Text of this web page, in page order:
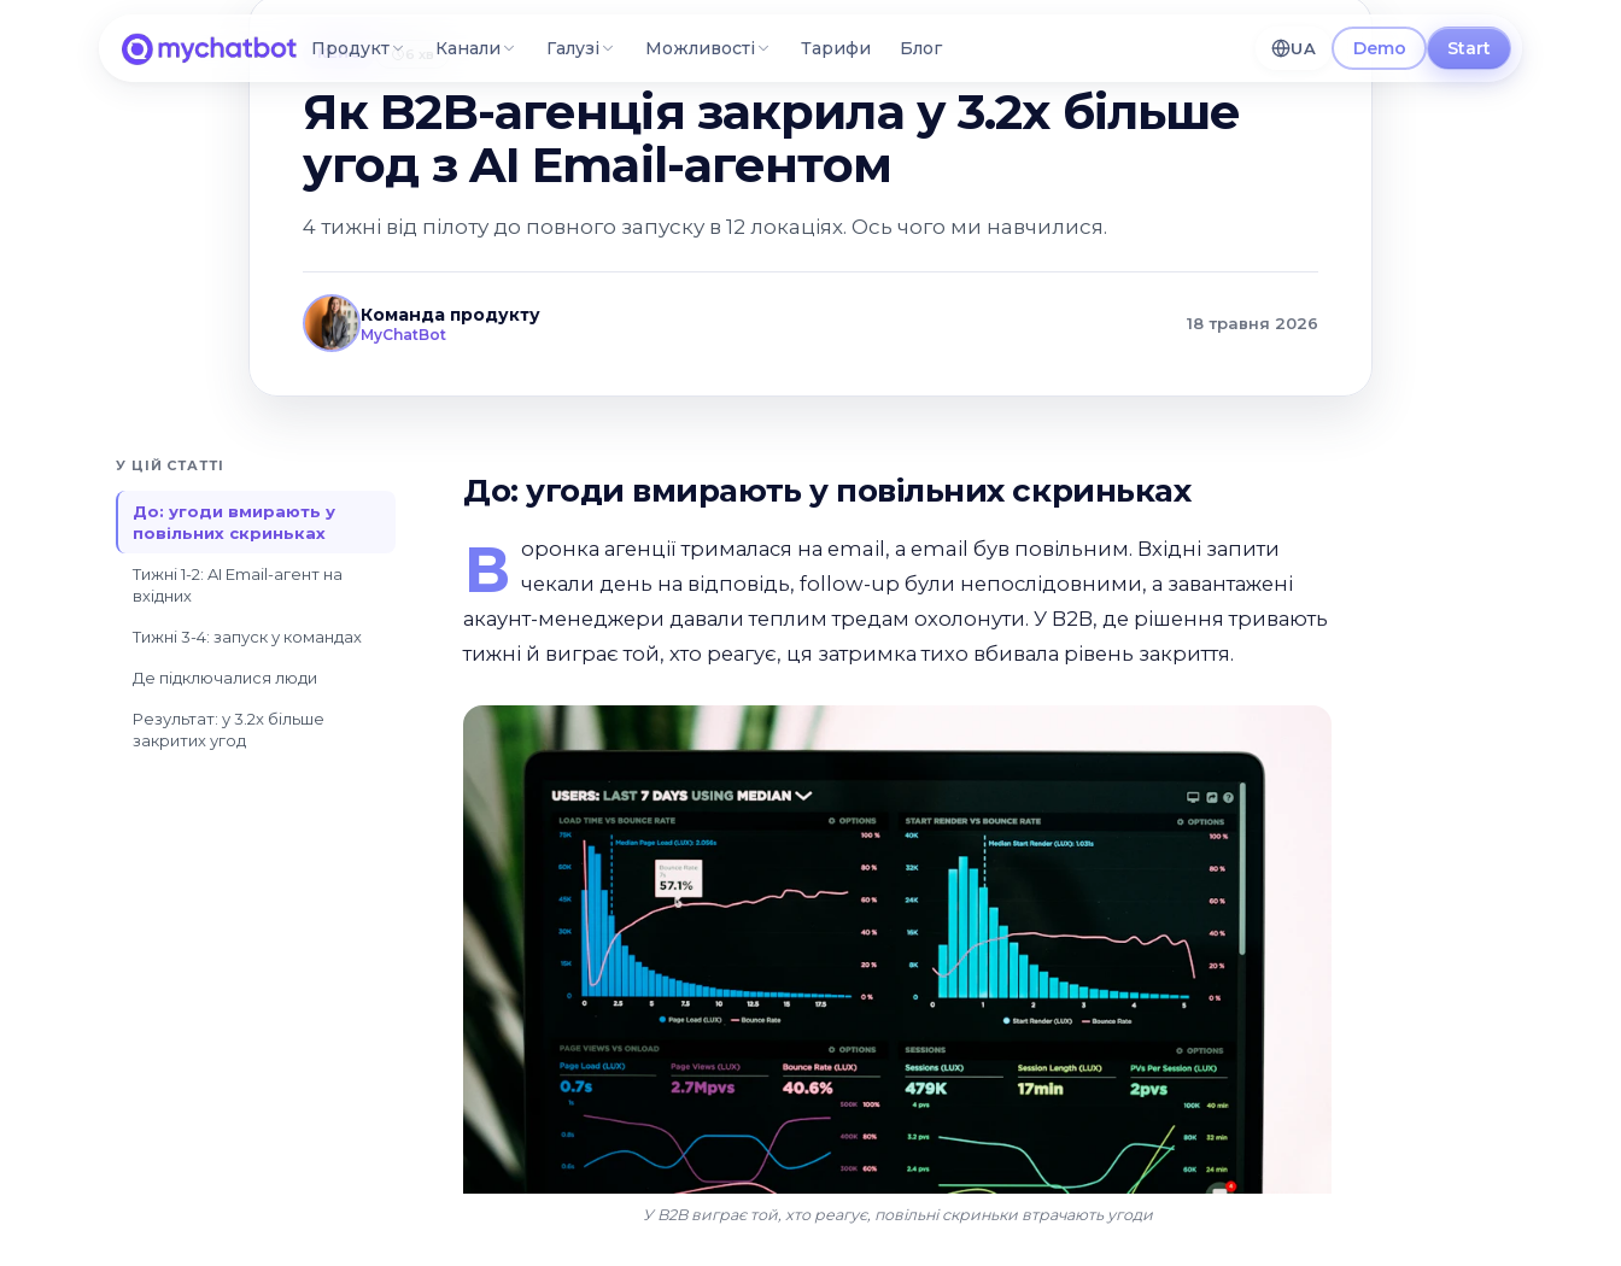
Продукт Канали Галузі Можливості Тарифи Блог UA Demo Start
КЕЙС
Як B2B-агенція закрила у 3.2x більше
угод з AI Email-агентом
4 тижні від пілоту до повного запуску в 12 локаціях. Ось чого ми навчилися.
Команда продукту
MyChatBot
18 травня 2026
У ЦІЙ СТАТТІ
До: угоди вмирають у
повільних скриньках
Тижні 1-2: AI Email-агент на
вхідних
Тижні 3-4: запуск у командах
Де підключалися люди
Результат: у 3.2x більше
закритих угод
До: угоди вмирають у повільних скриньках
В оронка агенції трималася на email, а email був повільним. Вхідні запити
чекали день на відповідь, follow-up були непослідовними, а завантажені
акаунт-менеджери давали теплим тредам охолонути. У B2B, де рішення тривають
тижні й виграє той, хто реагує, ця затримка тихо вбивала рівень закриття.
У B2B виграє той, хто реагує, повільні скриньки втрачають угоди